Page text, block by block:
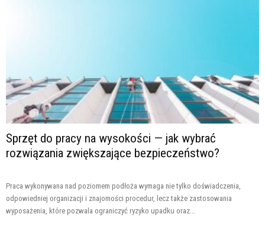
Sprzęt do pracy na wysokości — jak wybrać
rozwiązania zwiększające bezpieczeństwo?
Praca wykonywana nad poziomem podłoża wymaga nie tylko doświadczenia,
odpowiedniej organizacji i znajomości procedur, lecz także zastosowania
wyposażenia, które pozwala ograniczyć ryzyko upadku oraz...